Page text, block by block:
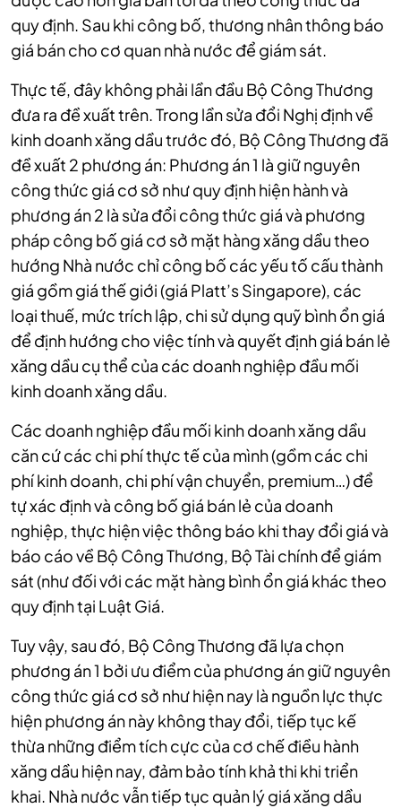
quy định. Sau khi công bố, thương nhân thông báo
giá bán cho cơ quan nhà nước để giám sát.
Thực tế, đây không phải lần đầu Bộ Công Thương
đưa ra đề xuất trên. Trong lần sửa đổi Nghị định về
kinh doanh xăng dầu trước đó, Bộ Công Thương đã
đề xuất 2 phương án: Phương án 1 là giữ nguyên
công thức giá cơ sở như quy định hiện hành và
phương án 2 là sửa đổi công thức giá và phương
pháp công bố giá cơ sở mặt hàng xăng dầu theo
hướng Nhà nước chỉ công bố các yếu tố cấu thành
giá gồm giá thế giới (giá Platt’s Singapore), các
loại thuế, mức trích lập, chi sử dụng quỹ bình ổn giá
để định hướng cho việc tính và quyết định giá bán lẻ
xăng dầu cụ thể của các doanh nghiệp đầu mối
kinh doanh xăng dầu.
Các doanh nghiệp đầu mối kinh doanh xăng dầu
căn cứ các chi phí thực tế của mình (gồm các chi
phí kinh doanh, chi phí vận chuyển, premium…) để
tự xác định và công bố giá bán lẻ của doanh
nghiệp, thực hiện việc thông báo khi thay đổi giá và
báo cáo về Bộ Công Thương, Bộ Tài chính để giám
sát (như đối với các mặt hàng bình ổn giá khác theo
quy định tại Luật Giá.
Tuy vậy, sau đó, Bộ Công Thương đã lựa chọn
phương án 1 bởi ưu điểm của phương án giữ nguyên
công thức giá cơ sở như hiện nay là nguồn lực thực
hiện phương án này không thay đổi, tiếp tục kế
thừa những điểm tích cực của cơ chế điều hành
xăng dầu hiện nay, đảm bảo tính khả thi khi triển
khai. Nhà nước vẫn tiếp tục quản lý giá xăng dầu